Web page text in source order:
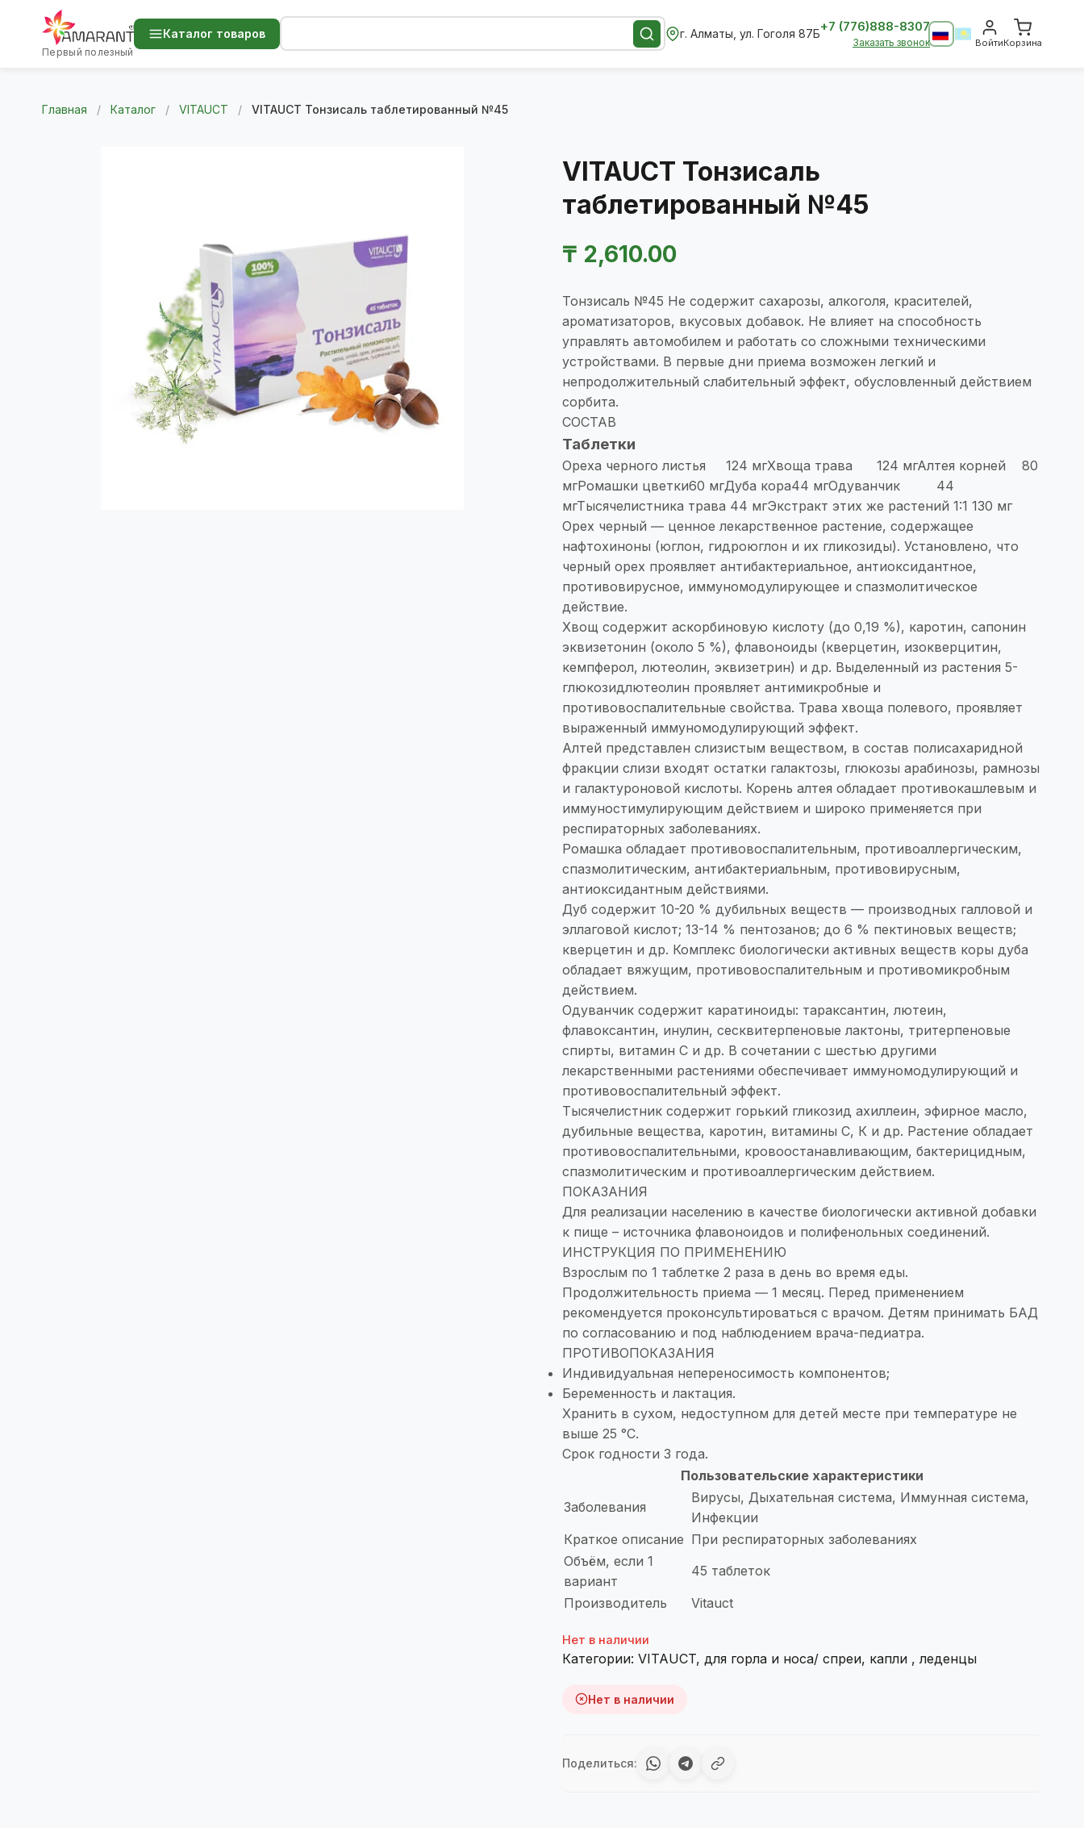
Первый полезный
Каталог товаров г. Алматы, ул. Гоголя 87Б+7 (776)888-8307
Заказать звонок ВойтиКорзина
Главная / Каталог / VITAUCT / VITAUCT Тонзисаль таблетированный №45
VITAUCT Тонзисаль
таблетированный №45
₸ 2,610.00
Тонзисаль №45 Не содержит сахарозы, алкоголя, красителей,
ароматизаторов, вкусовых добавок. Не влияет на способность
управлять автомобилем и работать со сложными техническими
устройствами. В первые дни приема возможен легкий и
непродолжительный слабительный эффект, обусловленный действием
сорбита.
СОСТАВ
Таблетки
Ореха черного листья 124 мгХвоща трава 124 мгАлтея корней 80
мгРомашки цветки60 мгДуба кора44 мгОдуванчик 44
мгТысячелистника трава 44 мгЭкстракт этих же растений 1:1 130 мг
Орех черный ― ценное лекарственное растение, содержащее
нафтохиноны (юглон, гидроюглон и их гликозиды). Установлено, что
черный орех проявляет антибактериальное, антиоксидантное,
противовирусное, иммуномодулирующее и спазмолитическое
действие.
Хвощ содержит аскорбиновую кислоту (до 0,19 %), каротин, сапонин
эквизетонин (около 5 %), флавоноиды (кверцетин, изокверцитин,
кемпферол, лютеолин, эквизетрин) и др. Выделенный из растения 5-
глюкозидлютеолин проявляет антимикробные и
противовоспалительные свойства. Трава хвоща полевого, проявляет
выраженный иммуномодулирующий эффект.
Алтей представлен слизистым веществом, в состав полисахаридной
фракции слизи входят остатки галактозы, глюкозы арабинозы, рамнозы
и галактуроновой кислоты. Корень алтея обладает противокашлевым и
иммуностимулирующим действием и широко применяется при
респираторных заболеваниях.
Ромашка обладает противовоспалительным, противоаллергическим,
спазмолитическим, антибактериальным, противовирусным,
антиоксидантным действиями.
Дуб содержит 10-20 % дубильных веществ — производных галловой и
эллаговой кислот; 13-14 % пентозанов; до 6 % пектиновых веществ;
кверцетин и др. Комплекс биологически активных веществ коры дуба
обладает вяжущим, противовоспалительным и противомикробным
действием.
Одуванчик содержит каратиноиды: тараксантин, лютеин,
флавоксантин, инулин, сесквитерпеновые лактоны, тритерпеновые
спирты, витамин С и др. В сочетании с шестью другими
лекарственными растениями обеспечивает иммуномодулирующий и
противовоспалительный эффект.
Тысячелистник содержит горький гликозид ахиллеин, эфирное масло,
дубильные вещества, каротин, витамины С, К и др. Растение обладает
противовоспалительными, кровоостанавливающим, бактерицидным,
спазмолитическим и противоаллергическим действием.
ПОКАЗАНИЯ
Для реализации населению в качестве биологически активной добавки
к пище – источника флавоноидов и полифенольных соединений.
ИНСТРУКЦИЯ ПО ПРИМЕНЕНИЮ
Взрослым по 1 таблетке 2 раза в день во время еды.
Продолжительность приема ― 1 месяц. Перед применением
рекомендуется проконсультироваться с врачом. Детям принимать БАД
по согласованию и под наблюдением врача-педиатра.
ПРОТИВОПОКАЗАНИЯ
Индивидуальная непереносимость компонентов;
Беременность и лактация.
Хранить в сухом, недоступном для детей месте при температуре не
выше 25 °С.
Срок годности 3 года.
Пользовательские характеристики
Заболевания
Вирусы, Дыхательная система, Иммунная система,
Инфекции
Краткое описание При респираторных заболеваниях
Объём, если 1
вариант
45 таблеток
Производитель
Vitauct
Нет в наличии
Категории: VITAUCT, для горла и носа/ спреи, капли , леденцы
Нет в наличии
Поделиться: